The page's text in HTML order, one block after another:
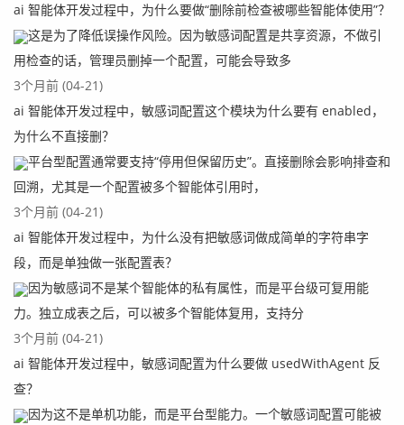
ai 智能体开发过程中，为什么要做“删除前检查被哪些智能体使用”？
这是为了降低误操作风险。因为敏感词配置是共享资源，不做引
用检查的话，管理员删掉一个配置，可能会导致多
3个月前 (04-21)
ai 智能体开发过程中，敏感词配置这个模块为什么要有 enabled，
为什么不直接删？
平台型配置通常要支持“停用但保留历史”。直接删除会影响排查和
回溯，尤其是一个配置被多个智能体引用时，
3个月前 (04-21)
ai 智能体开发过程中，为什么没有把敏感词做成简单的字符串字
段，而是单独做一张配置表？
因为敏感词不是某个智能体的私有属性，而是平台级可复用能
力。独立成表之后，可以被多个智能体复用，支持分
3个月前 (04-21)
ai 智能体开发过程中，敏感词配置为什么要做 usedWithAgent 反
查？
因为这不是单机功能，而是平台型能力。一个敏感词配置可能被